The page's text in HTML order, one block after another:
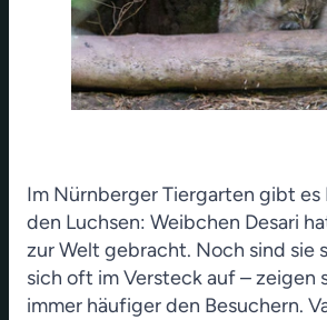
Im Nürnberger Tiergarten gibt es
den Luchsen: Weibchen Desari
zur Welt gebracht. Noch sind sie
sich oft im Versteck auf – zeigen
immer häufiger den Besuchern.